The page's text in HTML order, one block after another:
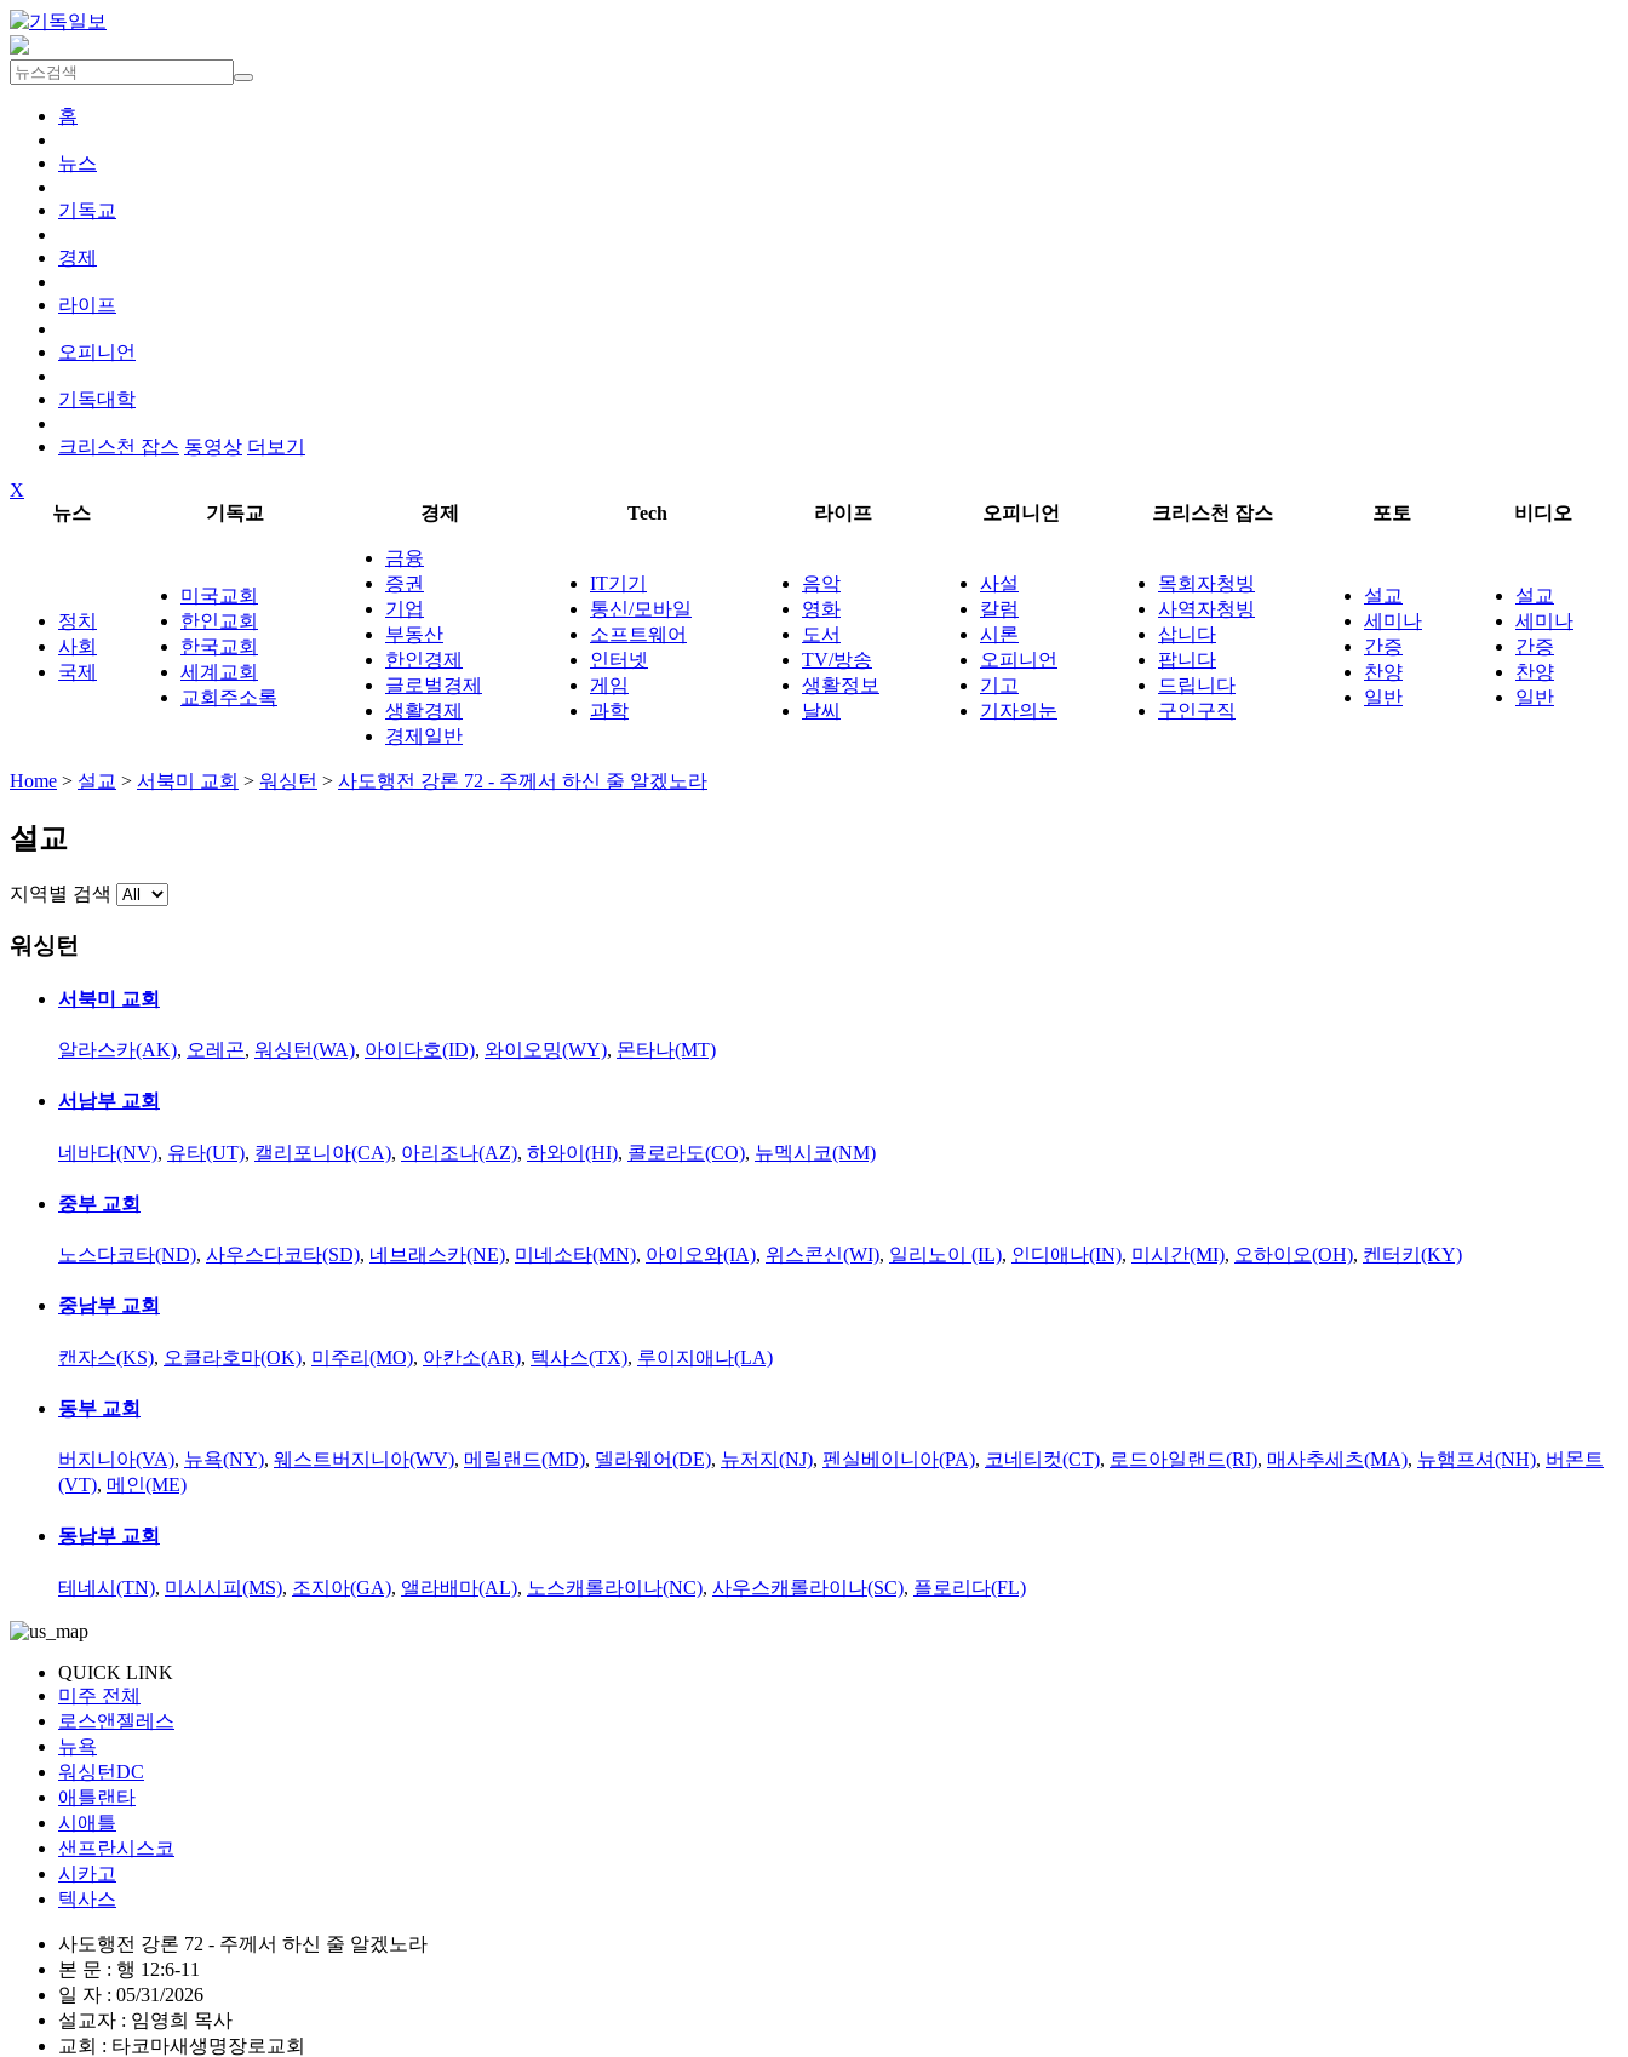
홈
뉴스
기독교
경제
라이프
오피니언
기독대학
크리스천 잡스 동영상 더보기
X
뉴스
기독교 경제 Tech 라이프 오피니언 크리스천 잡스 포토 비디오
정치
사회
국제
미국교회
한인교회
한국교회
세계교회
교회주소록
금융
증권
기업
부동산
한인경제
글로벌경제
생활경제
경제일반
IT기기
통신/모바일
소프트웨어
인터넷
게임
과학
음악
영화
도서
TV/방송
생활정보
날씨
사설
칼럼
시론
오피니언
기고
기자의눈
목회자청빙
사역자청빙
삽니다
팝니다
드립니다
구인구직
설교
세미나
간증
찬양
일반
설교
세미나
간증
찬양
일반
Home > 설교 > 서북미 교회 > 워싱턴 > 사도행전 강론 72 - 주께서 하신 줄 알겠노라
설교
지역별 검색
워싱턴
서북미 교회
알라스카(AK), 오레곤, 워싱턴(WA), 아이다호(ID), 와이오밍(WY), 몬타나(MT)
서남부 교회
네바다(NV), 유타(UT), 캘리포니아(CA), 아리조나(AZ), 하와이(HI), 콜로라도(CO), 뉴멕시코(NM)
중부 교회
노스다코타(ND), 사우스다코타(SD), 네브래스카(NE), 미네소타(MN), 아이오와(IA), 위스콘신(WI), 일리노이 (IL), 인디애나(IN), 미시간(MI), 오하이오(OH), 켄터키(KY)
중남부 교회
캔자스(KS), 오클라호마(OK), 미주리(MO), 아칸소(AR), 텍사스(TX), 루이지애나(LA)
동부 교회
버지니아(VA), 뉴욕(NY), 웨스트버지니아(WV), 메릴랜드(MD), 델라웨어(DE), 뉴저지(NJ), 펜실베이니아(PA), 코네티컷(CT), 로드아일랜드(RI), 매사추세츠(MA), 뉴햄프셔(NH), 버몬트
(VT), 메인(ME)
동남부 교회
테네시(TN), 미시시피(MS), 조지아(GA), 앨라배마(AL), 노스캐롤라이나(NC), 사우스캐롤라이나(SC), 플로리다(FL)
QUICK LINK
미주 전체
로스앤젤레스
뉴욕
워싱턴DC
애틀랜타
시애틀
샌프란시스코
시카고
텍사스
사도행전 강론 72 - 주께서 하신 줄 알겠노라
본 문 : 행 12:6-11
일 자 : 05/31/2026
설교자 : 임영희 목사
교회 : 타코마새생명장로교회